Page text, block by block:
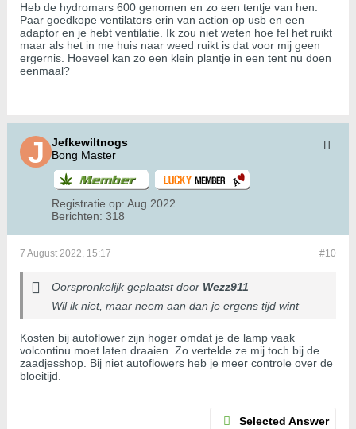
Heb de hydromars 600 genomen en zo een tentje van hen.
Paar goedkope ventilators erin van action op usb en een
adaptor en je hebt ventilatie. Ik zou niet weten hoe fel het ruikt
maar als het in me huis naar weed ruikt is dat voor mij geen
ergernis. Hoeveel kan zo een klein plantje in een tent nu doen
eenmaal?
Jefkewiltnogs
Bong Master
Registratie op: Aug 2022
Berichten: 318
#10
7 August 2022, 15:17
Oorspronkelijk geplaatst door Wezz911
Wil ik niet, maar neem aan dan je ergens tijd wint
Kosten bij autoflower zijn hoger omdat je de lamp vaak
volcontinu moet laten draaien. Zo vertelde ze mij toch bij de
zaadjesshop. Bij niet autoflowers heb je meer controle over de
bloeitijd.
Selected Answer